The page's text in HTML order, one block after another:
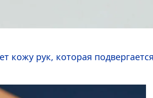
кожу рук, которая